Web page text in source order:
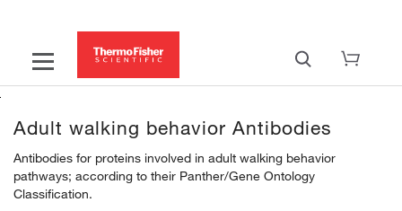
Adult walking behavior Antibodies
Antibodies for proteins involved in adult walking behavior
pathways; according to their Panther/Gene Ontology
Classification.